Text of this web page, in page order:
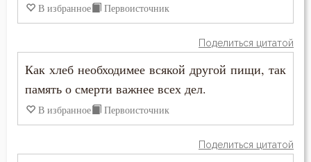
Богоугождение
Борьба
Иосиф Оптинский (Литовкин)
Исаак Сирин Ниневийский
Исихий Иерусалимский
Лев Оптинский (Наголкин)
В избранное Первоисточник
Поделиться цитатой
Как хлеб необходимее всякой другой пищи, так
память о смерти важнее всех дел.
В избранное Первоисточник
Поделиться цитатой